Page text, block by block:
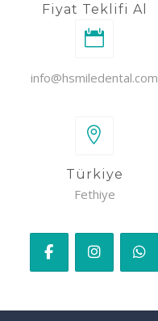
Fiyat Teklifi Al
info@hsmiledental.com
Türkiye
Fethiye